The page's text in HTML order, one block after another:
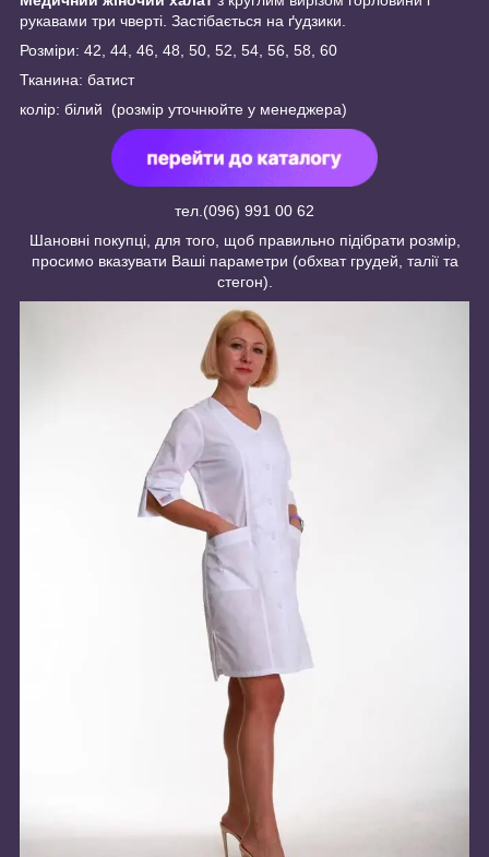
рукавами три чверті. Застібається на ґудзики.
Розміри: 42, 44, 46, 48, 50, 52, 54, 56, 58, 60
Тканина: батист
колір: білий (розмір уточнюйте у менеджера)
тел.(096) 991 00 62
Шановні покупці, для того, щоб правильно підібрати розмір,
просимо вказувати Ваші параметри (обхват грудей, талії та
стегон).